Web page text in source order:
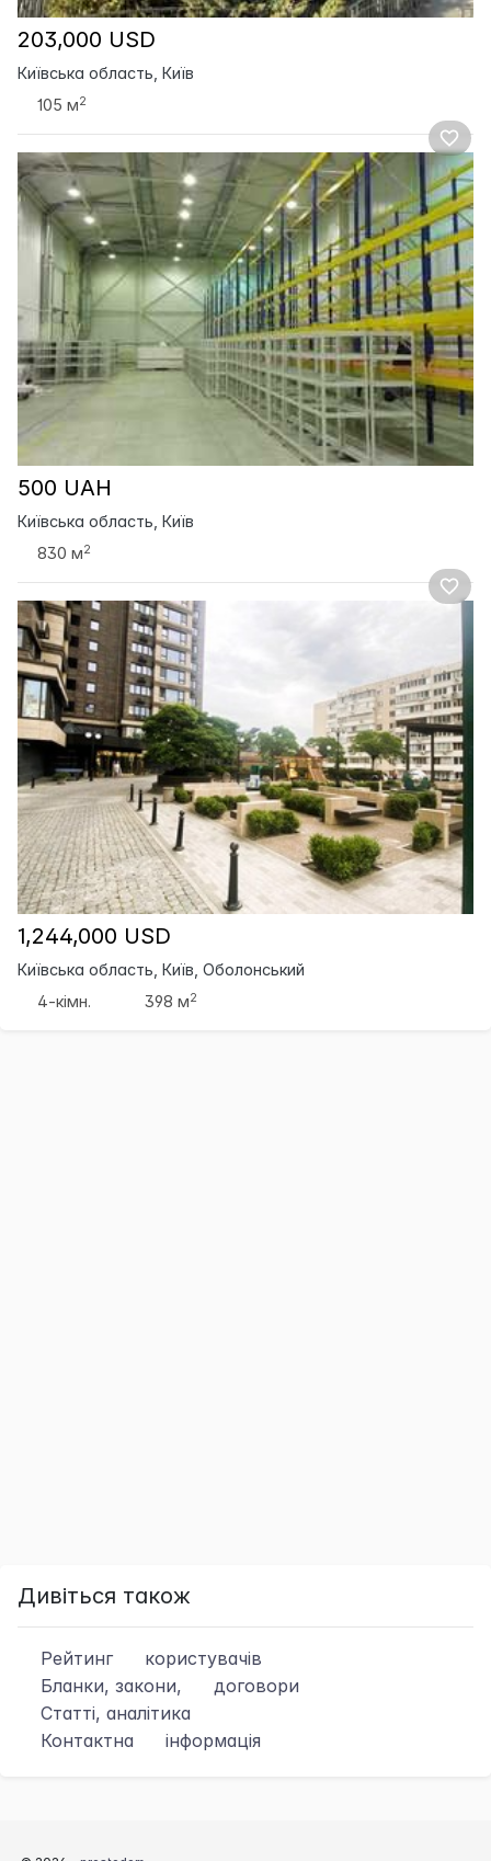
203,000 USD
Київська область, Київ
105 м2
500 UAH
Київська область, Київ
830 м2
1,244,000 USD
Київська область, Київ, Оболонський
4-кімн.
398 м2
Дивіться також
Рейтинг
користувачів
Бланки, закони,
договори
Статті, аналітика
Контактна
інформація